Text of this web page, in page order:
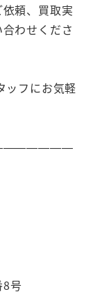
頼、買取実
わせくださ
ッフにお気軽
8号